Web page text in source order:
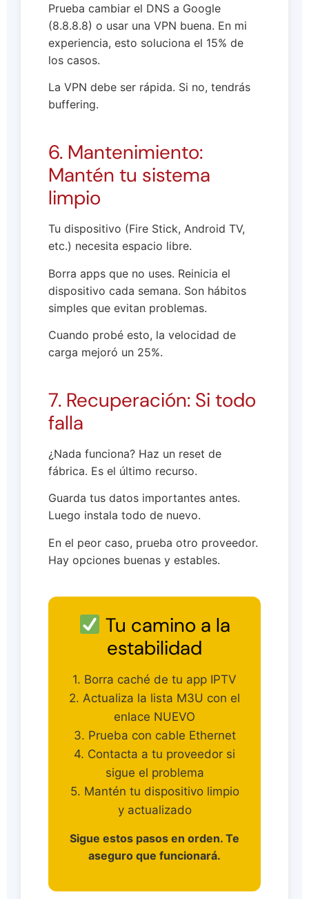
Prueba cambiar el DNS a Google
(8.8.8.8) o usar una VPN buena. En mi
experiencia, esto soluciona el 15% de
los casos.
La VPN debe ser rápida. Si no, tendrás
buffering.
6. Mantenimiento:
Mantén tu sistema
limpio
Tu dispositivo (Fire Stick, Android TV,
etc.) necesita espacio libre.
Borra apps que no uses. Reinicia el
dispositivo cada semana. Son hábitos
simples que evitan problemas.
Cuando probé esto, la velocidad de
carga mejoró un 25%.
7. Recuperación: Si todo
falla
¿Nada funciona? Haz un reset de
fábrica. Es el último recurso.
Guarda tus datos importantes antes.
Luego instala todo de nuevo.
En el peor caso, prueba otro proveedor.
Hay opciones buenas y estables.
Tu camino a la
estabilidad
1. Borra caché de tu app IPTV
2. Actualiza la lista M3U con el
enlace NUEVO
3. Prueba con cable Ethernet
4. Contacta a tu proveedor si
sigue el problema
5. Mantén tu dispositivo limpio
y actualizado
Sigue estos pasos en orden. Te
aseguro que funcionará.